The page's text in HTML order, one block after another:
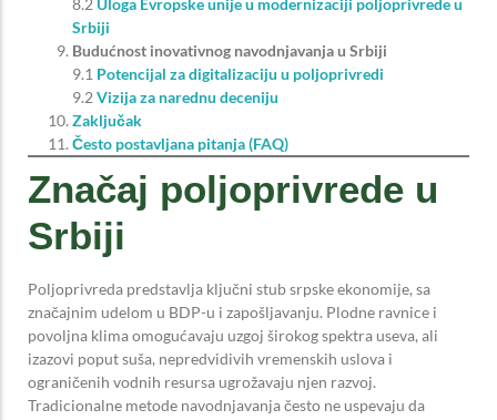
8.2 Uloga Evropske unije u modernizaciji poljoprivrede u
Srbiji
Budućnost inovativnog navodnjavanja u Srbiji
9.1 Potencijal za digitalizaciju u poljoprivredi
9.2 Vizija za narednu deceniju
Zaključak
Često postavljana pitanja (FAQ)
Značaj poljoprivrede u
Srbiji
Poljoprivreda predstavlja ključni stub srpske ekonomije, sa
značajnim udelom u BDP-u i zapošljavanju. Plodne ravnice i
povoljna klima omogućavaju uzgoj širokog spektra useva, ali
izazovi poput suša, nepredvidivih vremenskih uslova i
ograničenih vodnih resursa ugrožavaju njen razvoj.
Tradicionalne metode navodnjavanja često ne uspevaju da